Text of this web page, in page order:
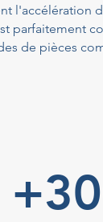
l'accélération
parfaitement
de pièces